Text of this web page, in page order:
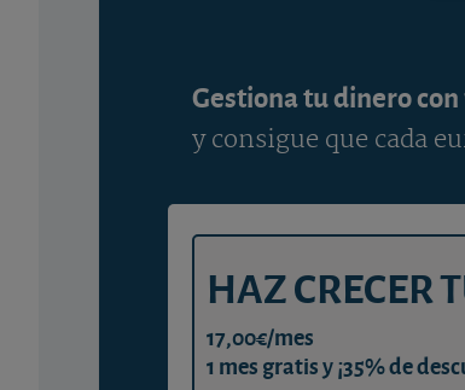
Gestiona tu dinero
y consigue que cada
HAZ CRECER
17,00€/mes
1 mes gratis y ¡35% de